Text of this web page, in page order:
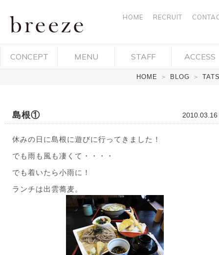
breeze ブ
リーズ 岡
デザイ
ン・ヘア
サロン・
美容院
HOME RECRUIT
CONCEPT MENU STAFF ACCESS
HOME ＞ BLOG ＞
2010.03.16
島根①
休みの日に島根に遊びに行ってきました！
でも雨も風も凄くて・・・・
でも着いたら小雨に！
ランチは出雲蕎麦。